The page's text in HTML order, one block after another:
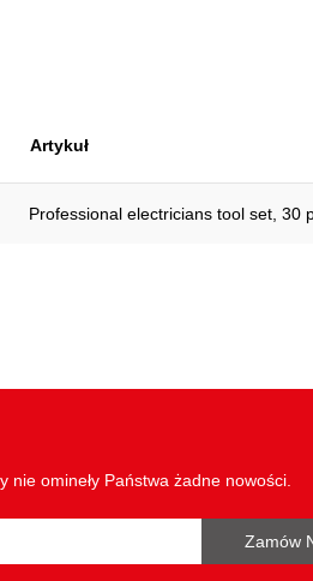
Artykuł
Professional electricians tool set, 30
omineły Państwa żadne nowości.
Zamów